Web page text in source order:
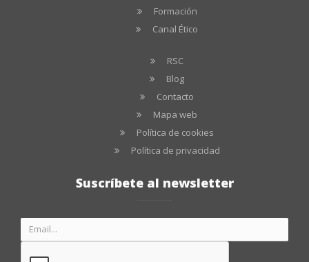
Formación
Canal Ético
RSC
Blog
Contacto
Mapa web
Política de cookies
Política de privacidad
Suscríbete al newsletter